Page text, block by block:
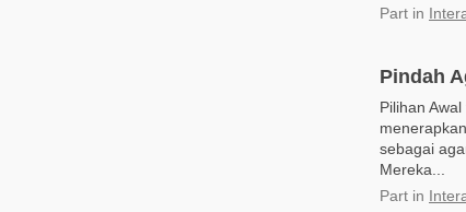
Part in
Pindah
Pilihan
sebagai
Mereka...
Part in